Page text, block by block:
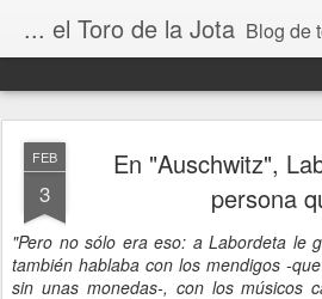
... el Toro de la Jota Blog de
FEB
3
En "Auschwitz",
persona
"Pero no sólo era eso: a Labordeta le
también hablaba con los mendigos -
sin unas monedas-, con los músicos